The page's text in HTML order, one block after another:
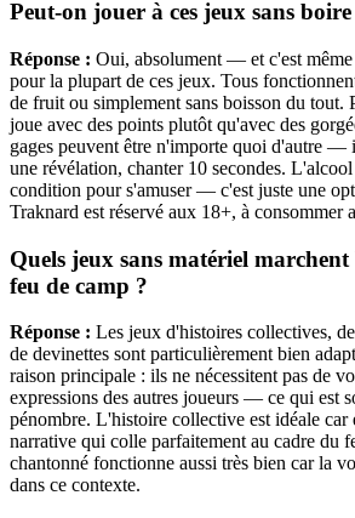
Peut-on jouer à ces jeux sans
Réponse : Oui, absolument — et c'est
pour la plupart de ces jeux. Tous
de fruit ou simplement sans boisson du tout.
joue avec des points plutôt qu'avec des
gages peuvent être n'importe quoi d'autre —
une révélation, chanter 10 secondes.
condition pour s'amuser — c'est juste une
Traknard est réservé aux 18+, à consommer
Quels jeux sans matériel
feu de camp ?
Réponse : Les jeux d'histoires collectives,
de devinettes sont particulièrement bien
raison principale : ils ne nécessitent pas de
expressions des autres joueurs — ce qui est
pénombre. L'histoire collective est idéale car
narrative qui colle parfaitement au cadre du
chantonné fonctionne aussi très bien car la
dans ce contexte.